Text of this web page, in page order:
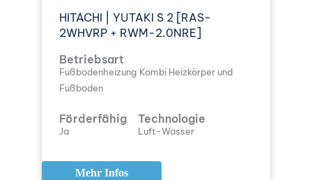
HITACHI | YUTAKI S 2 [RAS-
2WHVRP + RWM-2.0NRE]
Betriebsart
Fußbodenheizung Kombi Heizkörper und
Fußboden
Förderfähig
Ja
Technologie
Luft-Wasser
Mehr Infos